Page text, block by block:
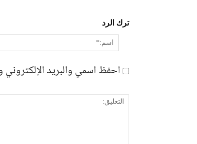
ترك الرد
احفظ اسمي والبريد